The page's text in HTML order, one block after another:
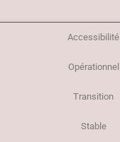
Accessibilité
Opérationnel
Transition
Stable